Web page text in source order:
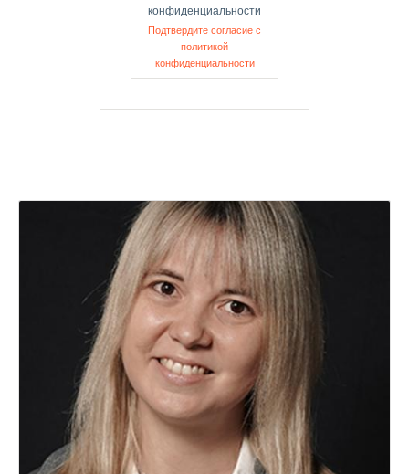
конфиденциальности
Подтвердите согласие с
политикой
конфиденциальности